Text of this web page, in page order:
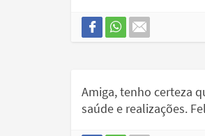
Amiga, tenho certeza
saúde e realizações.